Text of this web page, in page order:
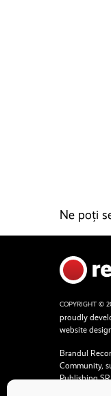
Ne poți
COPYRIGHT ©
proudly
website
Brandul
Community,
Publishing